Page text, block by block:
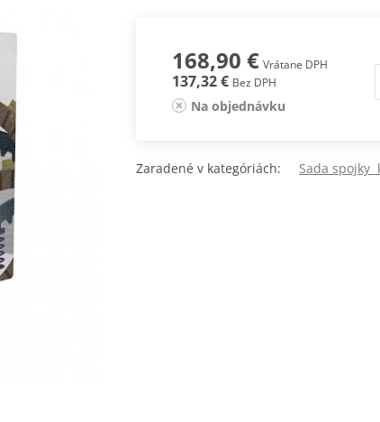
168,90 € Vrátane DPH
137,32 € Bez DPH
Na objednávku
Zaradené v kategóriách: Sada spojky